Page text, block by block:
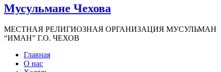
Мусульмане Чехова
МЕСТНАЯ РЕЛИГИОЗНАЯ ОРГАНИЗАЦИЯ МУСУЛЬМАН
“ИМАН” Г.О. ЧЕХОВ
Главная
О нас